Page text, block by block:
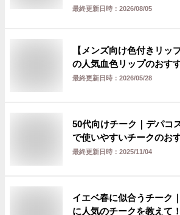
最終更新日時： 2026/08/05
【メンズ向け色付きリッ
の人気血色リップのおす
最終更新日時： 2026/05/28
50代向けチーク｜デパコ
で使いやすいチークのお
最終更新日時： 2025/11/04
イエベ春に似合うチーク
に人気のチークを教えて！